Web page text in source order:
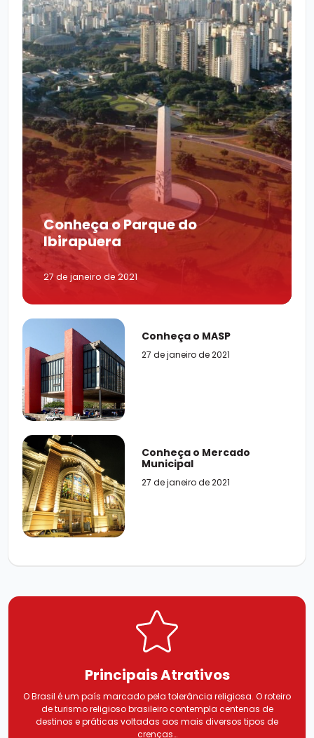
Conheça o Parque do
Ibirapuera
27 de janeiro de 2021
Conheça o MASP
27 de janeiro de 2021
Conheça o Mercado
Municipal
27 de janeiro de 2021
PrincipaisAtrativos
O Brasil é um país marcado pela tolerância religiosa. O roteiro
de turismo religioso brasileiro contempla centenas de
destinos e práticas voltadas aos mais diversos tipos de
crenças…